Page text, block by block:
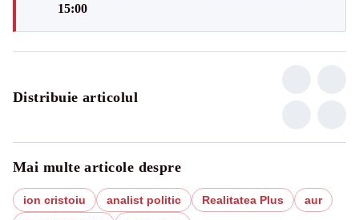
15:00
Distribuie articolul
Mai multe articole despre
ion cristoiu analist politic Realitatea Plus
aur